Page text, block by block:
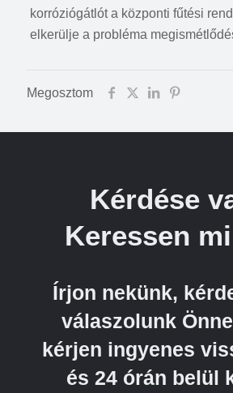
korróziógátlót a központi fűtési
elkerülje a probléma
Megosztom
Kérdése
Keressen
Írjon nekünk,
válaszolunk
kérjen ingyenes
és 24 órán belül